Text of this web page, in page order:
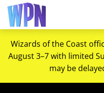
Wizards of the Coast
August 3–7 with limited
may be